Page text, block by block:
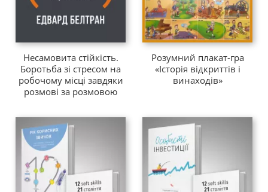
Несамовита стійкість.
Боротьба зі стресом на
робочому місці завдяки
розмові за розмовою
Розумний плакат-гра
«Історія відкриттів і
винаходів»